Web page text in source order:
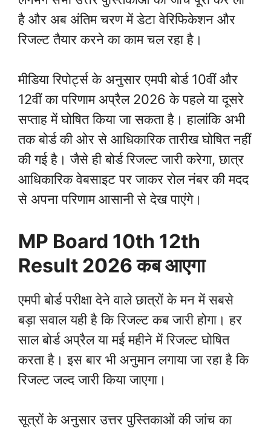
है और अब अंतिम चरण में डेटा वेरिफिकेशन और
रिजल्ट तैयार करने का काम चल रहा है।
मीडिया रिपोर्ट्स के अनुसार एमपी बोर्ड 10वीं और
12वीं का परिणाम अप्रैल 2026 के पहले या दूसरे
सप्ताह में घोषित किया जा सकता है। हालांकि अभी
तक बोर्ड की ओर से आधिकारिक तारीख घोषित नहीं
की गई है। जैसे ही बोर्ड रिजल्ट जारी करेगा, छात्र
आधिकारिक वेबसाइट पर जाकर रोल नंबर की मदद
से अपना परिणाम आसानी से देख पाएंगे।
MP Board 10th 12th
Result 2026कब आएगा
एमपी बोर्ड परीक्षा देने वाले छात्रों के मन में सबसे
बड़ा सवाल यही है कि रिजल्ट कब जारी होगा। हर
साल बोर्ड अप्रैल या मई महीने में रिजल्ट घोषित
करता है। इस बार भी अनुमान लगाया जा रहा है कि
रिजल्ट जल्द जारी किया जाएगा।
सूत्रों के अनुसार उत्तर पुस्तिकाओं की जांच का